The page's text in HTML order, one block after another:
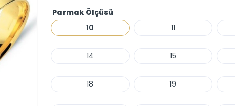
Parmak Ölçüsü
10
11
14 15
18 19